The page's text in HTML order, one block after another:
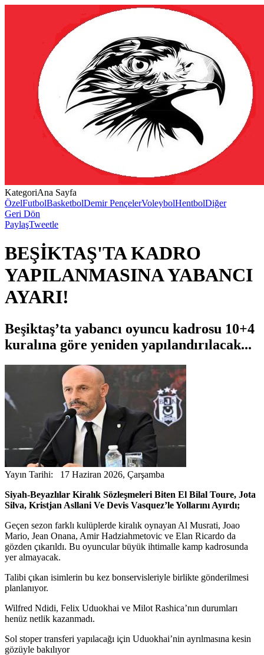
KategoriAna Sayfa
ÖzelFutbolBasketbolDemir PençelerVoleybolHentbolDiğer
Geri Dön
PaylaşTweetle
BEŞİKTAŞ'TA KADRO
YAPILANMASINA YABANCI
AYARI!
Beşiktaş’ta yabancı oyuncu kadrosu 10+4
kuralına göre yeniden yapılandırılacak...
Yayın Tarihi: 17 Haziran 2026, Çarşamba
Siyah-Beyazlılar Kiralık Sözleşmeleri Biten El Bilal Toure, Jota
Silva, Kristjan Asllani Ve Devis Vasquez’le Yollarını Ayırdı;
Geçen sezon farklı kulüplerde kiralık oynayan Al Musrati, Joao
Mario, Jean Onana, Amir Hadziahmetovic ve Elan Ricardo da
gözden çıkarıldı. Bu oyuncular büyük ihtimalle kamp kadrosunda
yer almayacak.
Talibi çıkan isimlerin bu kez bonservisleriyle birlikte gönderilmesi
planlanıyor.
Wilfred Ndidi, Felix Uduokhai ve Milot Rashica’nın durumları
henüz netlik kazanmadı.
Sol stoper transferi yapılacağı için Uduokhai’nin ayrılmasına kesin
gözüyle bakılıyor